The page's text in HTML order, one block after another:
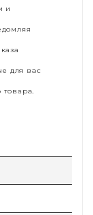
и
для вас
товара.